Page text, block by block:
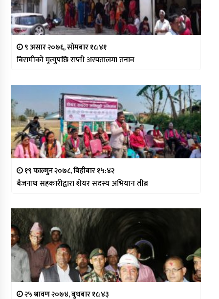
९ असार २०७६, सोमबार १८:४१
बिरामीको मृत्युपछि राप्ती अस्पतालमा तनाव
१९ फाल्गुन २०७८, बिहीबार १५:४२
बैजनाथ सहकारीद्वारा शेयर सदस्य अभियान तीब्र
२५ श्रावण २०७४, बुधबार १८:४३